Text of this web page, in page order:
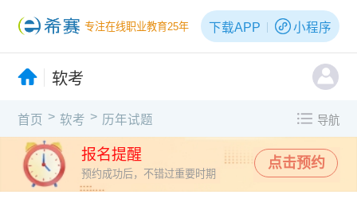
专注在线职业教育25年 下载APP 小程序
软考
首页 > 软考 > 历年试题 导航
报名提醒
预约成功后，不错过重要时期
点击预约